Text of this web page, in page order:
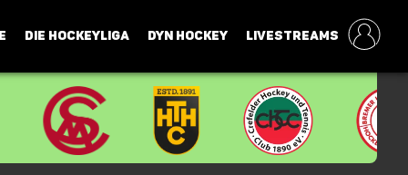
DIE HOCKEYLIGA DYN HOCKEY LIVESTREAMS